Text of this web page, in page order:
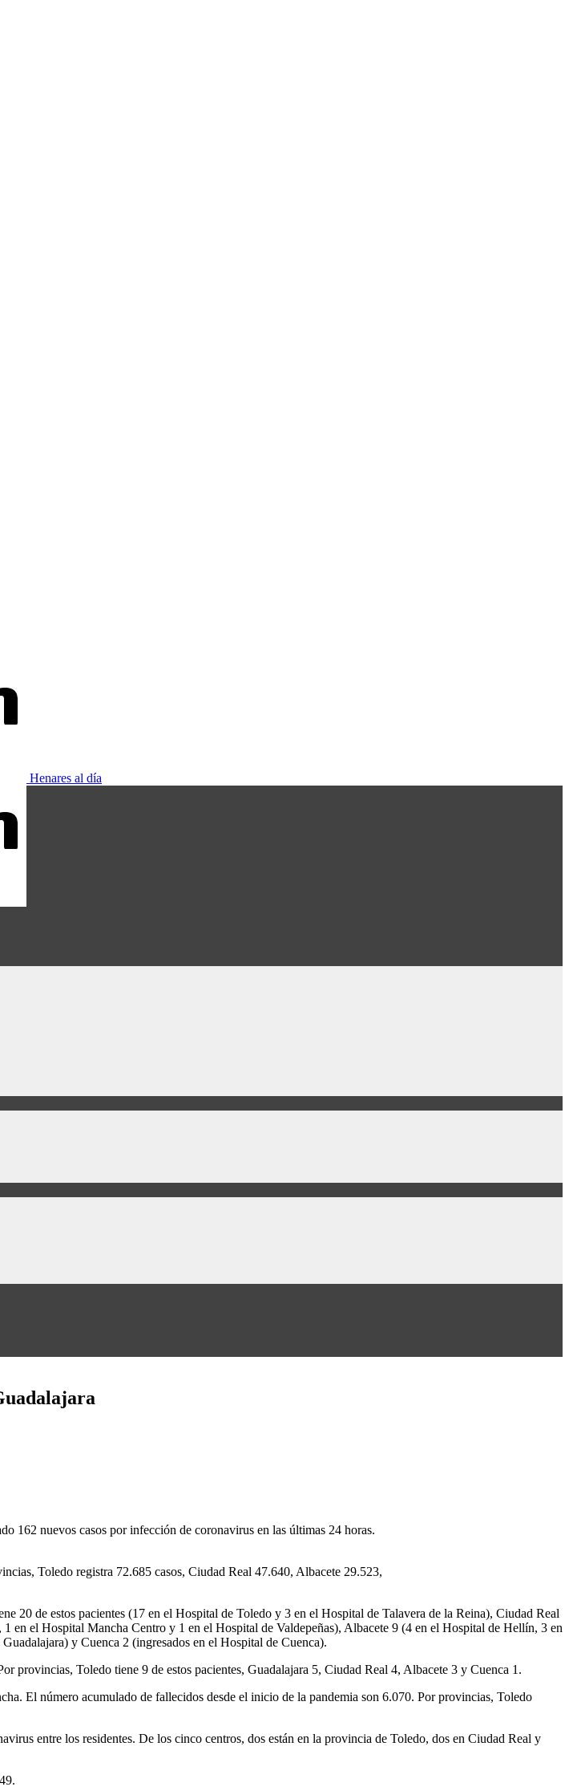
Henares al día
162 nuevos casos por infección de coronavirus en las últimas 24 horas.
Toledo registra 72.685 casos, Ciudad Real 47.640, Albacete 29.523,
de estos pacientes (17 en el Hospital de Toledo y 3 en el Hospital de Talavera de la Reina), Ciudad Real
el Hospital Mancha Centro y 1 en el Hospital de Valdepeñas), Albacete 9 (4 en el Hospital de Hellín, 3 en
y Cuenca 2 (ingresados en el Hospital de Cuenca).
provincias, Toledo tiene 9 de estos pacientes, Guadalajara 5, Ciudad Real 4, Albacete 3 y Cuenca 1.
El número acumulado de fallecidos desde el inicio de la pandemia son 6.070. Por provincias, Toledo
entre los residentes. De los cinco centros, dos están en la provincia de Toledo, dos en Ciudad Real y